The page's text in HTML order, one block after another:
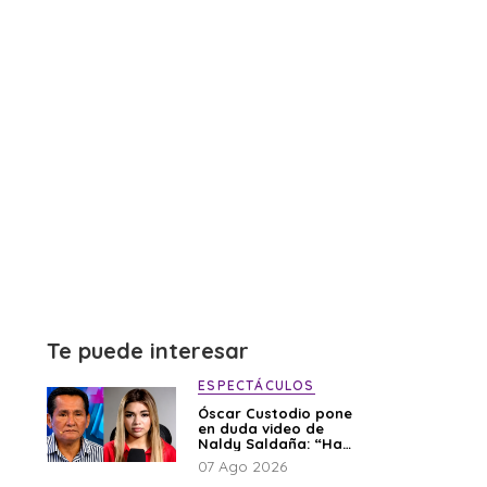
Te puede interesar
ESPECTÁCULOS
Óscar Custodio pone
en duda video de
Naldy Saldaña: “Hay
cosas que de repente
se han editado”
07 Ago 2026